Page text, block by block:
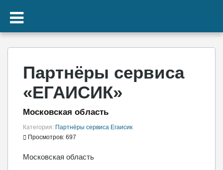
Партнёры сервиса
«ЕГАИСИК»
Московская область
Категория: Партнёры сервиса Егаисик
Просмотров: 697
Московская область